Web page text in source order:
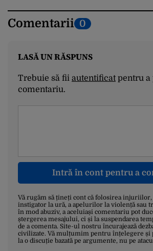
Comentarii 0
LASĂ UN RĂSPUNS
Trebuie să fii autentificatpentru a
comentariu.
Intră în cont pentru a
Vă rugăm să țineți cont că folosirea
instigator la ură, a apelurilor la violență sau
în mod abuziv, a aceluiași comentariu pot
ștergerea mesajului, ci și la suspendarea
de a comenta. Site-ul nostru încurajează
civilizate. Vă mulțumim pentru înțelegere și
la o discuție bazată pe argumente, nu pe